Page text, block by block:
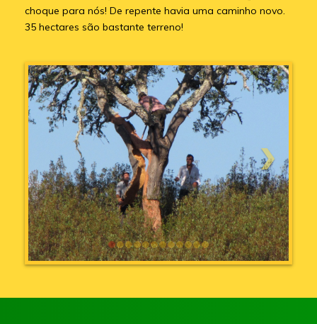
choque para nós! De repente havia uma caminho novo.
35 hectares são bastante terreno!